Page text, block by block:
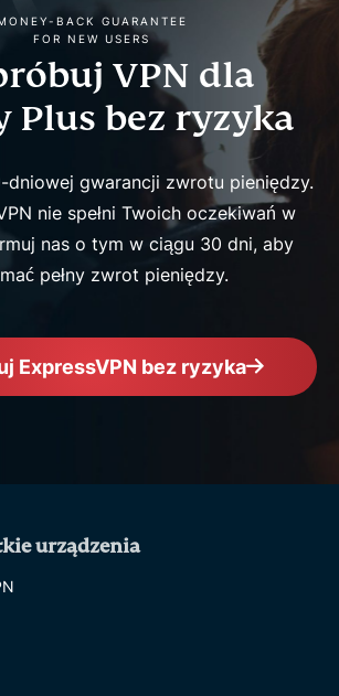
BACK GUARANTEE
FOR NEW USERS
VPN dla
Plus bez ryzyka
dniowej gwarancji zwrotu pieniędzy.
nie spełni Twoich oczekiwań w
nas o tym w ciągu 30 dni, aby
pełny zwrot pieniędzy.
ExpressVPN bez ryzyka
urządzenia